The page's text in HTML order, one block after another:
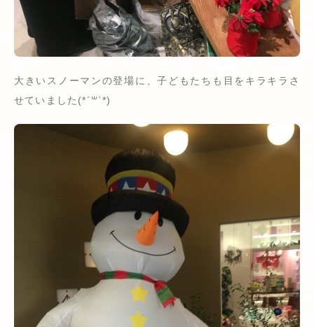
大きいスノーマンの登場に、子どもたちも目をキラキラさ
せていました(*´꒳`*)